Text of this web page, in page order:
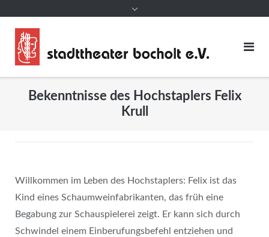
Bekenntnisse des Hochstaplers Felix
Krull
Willkommen im Leben des Hochstaplers: Felix ist das
Kind eines Schaumweinfabrikanten, das früh eine
Begabung zur Schauspielerei zeigt. Er kann sich durch
Schwindel einem Einberufungsbefehl entziehen und